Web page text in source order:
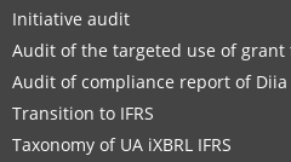
Initiative audit
Audit of the targeted use of grant
Audit of compliance report of
Transition to IFRS
Taxonomy of UA іXBRL IFRS